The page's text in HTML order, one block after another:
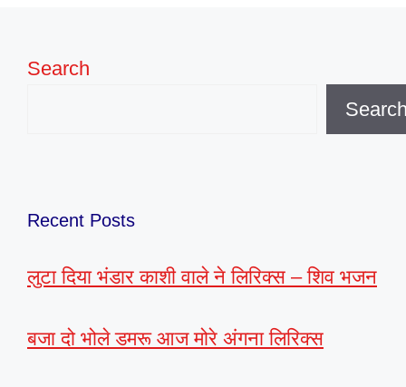
Search
Recent Posts
लुटा दिया भंडार काशी वाले ने लिरिक्स – शिव भजन
बजा दो भोले डमरू आज मोरे अंगना लिरिक्स